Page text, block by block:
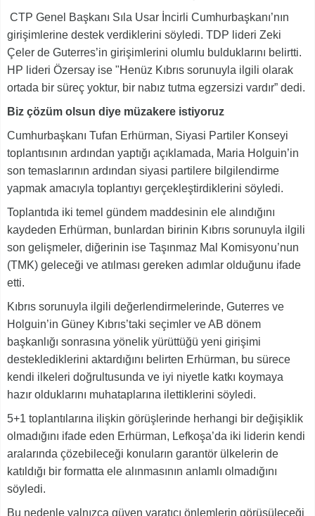
CTP Genel Başkanı Sıla Usar İncirli Cumhurbaşkanı’nın
girişimlerine destek verdiklerini söyledi. TDP lideri Zeki
Çeler de Guterres’in girişimlerini olumlu bulduklarını belirtti.
HP lideri Özersay ise "Henüz Kıbrıs sorunuyla ilgili olarak
ortada bir süreç yoktur, bir nabız tutma egzersizi vardır” dedi.
Biz çözüm olsun diye müzakere istiyoruz
Cumhurbaşkanı Tufan Erhürman, Siyasi Partiler Konseyi
toplantısının ardından yaptığı açıklamada, Maria Holguin’in
son temaslarının ardından siyasi partilere bilgilendirme
yapmak amacıyla toplantıyı gerçekleştirdiklerini söyledi.
Toplantıda iki temel gündem maddesinin ele alındığını
kaydeden Erhürman, bunlardan birinin Kıbrıs sorunuyla ilgili
son gelişmeler, diğerinin ise Taşınmaz Mal Komisyonu’nun
(TMK) geleceği ve atılması gereken adımlar olduğunu ifade
etti.
Kıbrıs sorunuyla ilgili değerlendirmelerinde, Guterres ve
Holguin’in Güney Kıbrıs’taki seçimler ve AB dönem
başkanlığı sonrasına yönelik yürüttüğü yeni girişimi
desteklediklerini aktardığını belirten Erhürman, bu sürece
kendi ilkeleri doğrultusunda ve iyi niyetle katkı koymaya
hazır olduklarını muhataplarına ilettiklerini söyledi.
5+1 toplantılarına ilişkin görüşlerinde herhangi bir değişiklik
olmadığını ifade eden Erhürman, Lefkoşa’da iki liderin kendi
aralarında çözebileceği konuların garantör ülkelerin de
katıldığı bir formatta ele alınmasının anlamlı olmadığını
söyledi.
Bu nedenle yalnızca güven yaratıcı önlemlerin görüşüleceği